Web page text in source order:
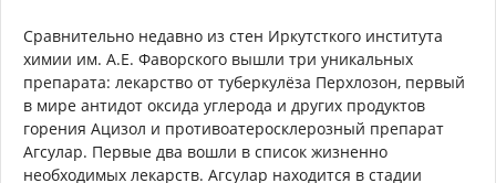
Сравнительно недавно из стен Иркутсткого института
химии им. А.Е. Фаворского вышли три уникальных
препарата: лекарство от туберкулёза Перхлозон, первый
в мире антидот оксида углерода и других продуктов
горения Ацизол и противоатеросклерозный препарат
Агсулар. Первые два вошли в список жизненно
необходимых лекарств. Агсулар находится в стадии